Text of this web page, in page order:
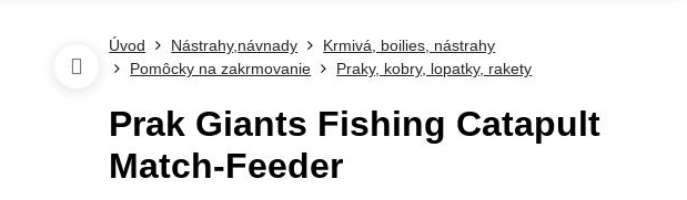
Úvod Nástrahy,návnady
Krmivá, boilies, nástrahy
Pomôcky na zakrmovanie
Praky, kobry, lopatky, rakety
Prak Giants Fishing Catapult
Match-Feeder